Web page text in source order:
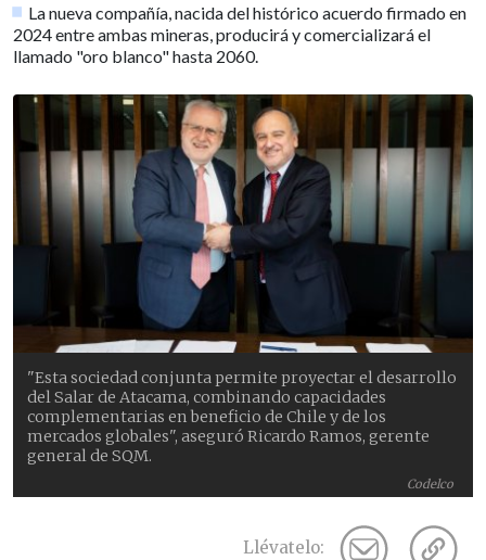
La nueva compañía, nacida del histórico acuerdo firmado en
2024 entre ambas mineras, producirá y comercializará el
llamado "oro blanco" hasta 2060.
Codelco
"Esta sociedad conjunta permite proyectar el desarrollo
del Salar de Atacama, combinando capacidades
complementarias en beneficio de Chile y de los
mercados globales", aseguró Ricardo Ramos, gerente
general de SQM.
Llévatelo: